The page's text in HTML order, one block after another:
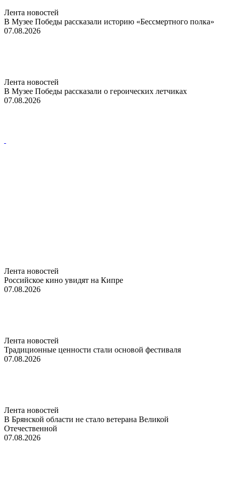
Лента новостей
В Музее Победы рассказали историю «Бессмертного полка»
07.08.2026
Лента новостей
В Музее Победы рассказали о героических летчиках
07.08.2026
Лента новостей
Российское кино увидят на Кипре
07.08.2026
Лента новостей
Традиционные ценности стали основой фестиваля
07.08.2026
Лента новостей
В Брянской области не стало ветерана Великой
Отечественной
07.08.2026